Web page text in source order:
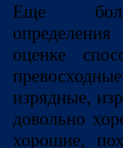
Еще
оценке
изрядные,
довольно
хорошие,